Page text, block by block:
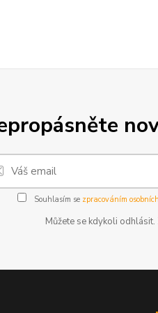
Souhlasím se zpracováním
Můžete se kdykoli